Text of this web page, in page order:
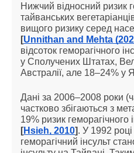
Нижчий відносний ризик
тайванських
вищого ризику серед
[Unnithan and Mehta
відсоток геморагічного
у Сполучених Штатах,
Австралії, але 18–24% у
Дані за 2006–2008 роки
частково збігаються з
19% ризик геморагічного
[Hsieh, 2010]. У 1992 році
геморагічний інсульт